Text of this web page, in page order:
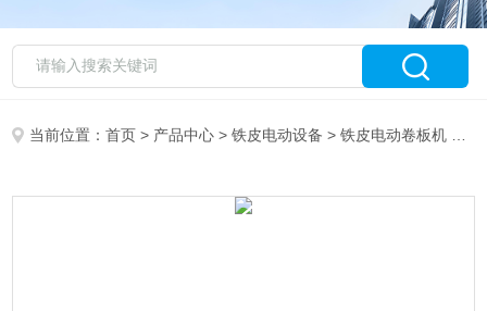
当前位置：首页 > 产品中心 >铁皮电动设备 >铁皮电动卷板机